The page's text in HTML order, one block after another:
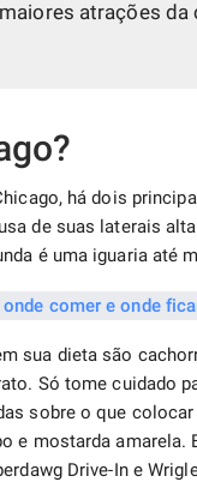
maiores atrações da
há dois
de suas laterais
é uma iguaria até
sua dieta são
Só tome cuidado
sobre o que
e mostarda
Drive-In e